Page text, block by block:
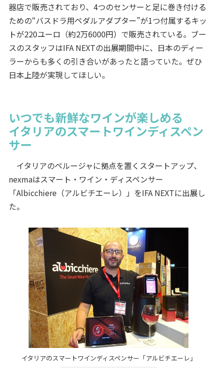
器店で販売されており、4つのセンサーと足に巻き付ける
ための“バスドラ用ペダルアダプター”が1つ付属するキッ
トが220ユーロ（約2万6000円）で販売されている。ブー
スのスタッフはIFA NEXTの出展期間中に、日本のディー
ラーからも多くの引き合いがあったと語っていた。ぜひ
日本上陸が実現してほしい。
いつでも新鮮なワインが楽しめる
イタリアのスマートワインディスペン
サー
イタリアのペルージャに拠点を置くスタートアップ、
nexmaはスマート・ワイン・ディスペンサー
「Albicchiere（アルビチエーレ）」をIFA NEXTに出展し
た。
イタリアのスマートワインディスペンサー「アルビチエーレ」